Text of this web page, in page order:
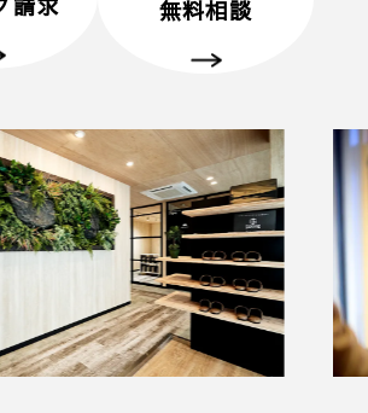
のみのご来場は対象外とさせていただ
取り扱いについて
だきました情報は「プライバシーポリ
て取り扱われます。
請求 無料相談